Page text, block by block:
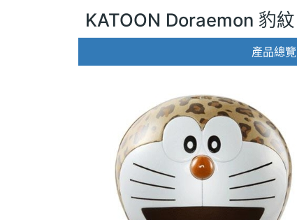
KATOON Doraemon 豹紋
產品總覽